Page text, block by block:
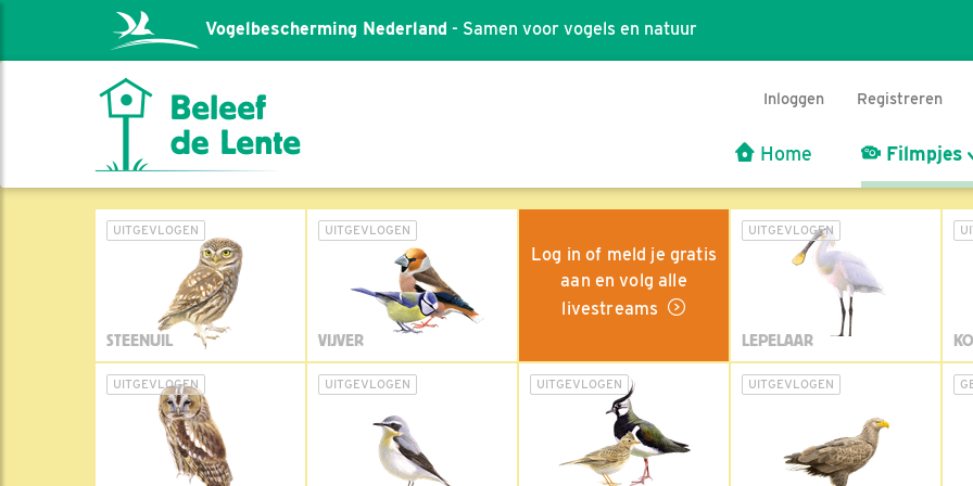
Vogelbescherming Nederland - Samen voor vogels en natuur
Inloggen Registreren
Home Filmpjes
UITGEVLOGEN
STEENUIL
UITGEVLOGEN
VIJVER
Log in of meld je gratis
aan en volg alle
livestreams
UITGEVLOGEN
LEPELAAR
UITGEVLOGEN UITGEVLOGEN UITGEVLOGEN UITGEVLOGEN